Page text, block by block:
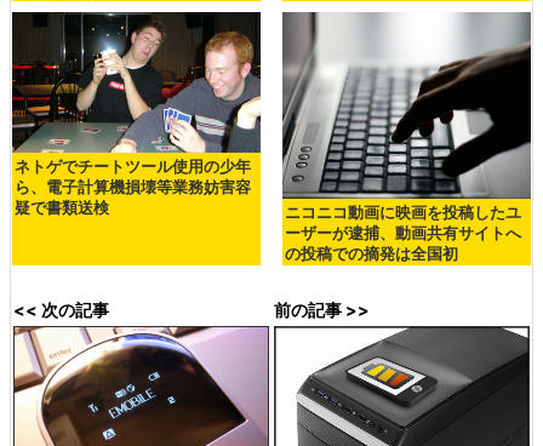
ネトゲでチートツール使用の少年
ら、電子計算機損壊等業務妨害容
疑で書類送検
ニコニコ動画に映画を投稿したユ
ーザーが逮捕、動画共有サイトへ
の投稿での摘発は全国初
<< 次の記事 前の記事 >>